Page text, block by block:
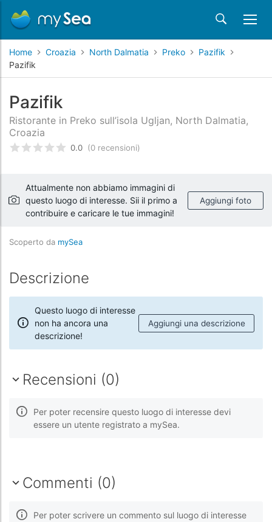
Home Croazia North Dalmatia Preko
Pazifik
Pazifik
Pazifik
Ristorante in Preko sull’isola Ugljan, North Dalmatia,
Croazia
Valutato0/5 basata surecensioni dei clienti
0.0 (0 recensioni)
Attualmente non abbiamo immagini di
questo luogo di interesse. Sii il primo a
contribuire e caricare le tue immagini!
Aggiungi foto
Scoperto da mySea
Descrizione
Questo luogo di interesse
non ha ancora una
descrizione!
Aggiungi una descrizione
Recensioni (0)
Per poter recensire questo luogo di interesse devi
essere un utente registrato a mySea.
Commenti (0)
Per poter scrivere un commento sul luogo di interesse